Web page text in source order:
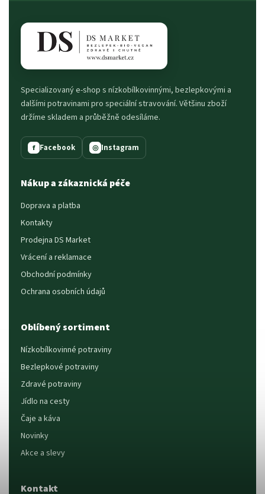
Specializovaný e-shop s nízkobílkovinnými, bezlepkovými a
dalšími potravinami pro speciální stravování. Většinu zboží
držíme skladem a průběžně odesíláme.
f Facebook ◎ Instagram
Nákup a zákaznická péče
Doprava a platba
Kontakty
Prodejna DS Market
Vrácení a reklamace
Obchodní podmínky
Ochrana osobních údajů
Oblíbený sortiment
Nízkobílkovinné potraviny
Bezlepkové potraviny
Zdravé potraviny
Jídlo na cesty
Čaje a káva
Novinky
Akce a slevy
Kontakt